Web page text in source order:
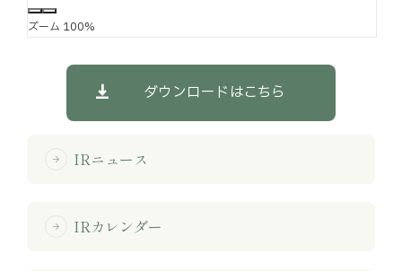
ズーム 100%
ダウンロードはこちら
arrow_forward IRニュース
arrow_forward IRカレンダー